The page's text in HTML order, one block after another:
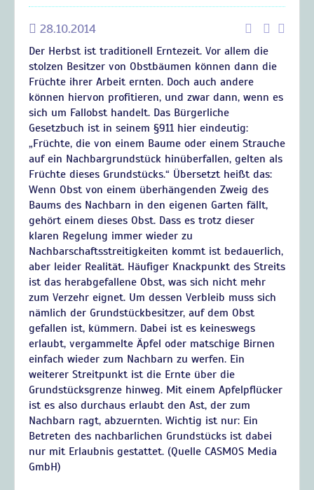
28.10.2014
Der Herbst ist traditionell Erntezeit. Vor allem die
stolzen Besitzer von Obstbäumen können dann die
Früchte ihrer Arbeit ernten. Doch auch andere
können hiervon profitieren, und zwar dann, wenn es
sich um Fallobst handelt. Das Bürgerliche
Gesetzbuch ist in seinem §911 hier eindeutig:
„Früchte, die von einem Baume oder einem Strauche
auf ein Nachbargrundstück hinüberfallen, gelten als
Früchte dieses Grundstücks.“ Übersetzt heißt das:
Wenn Obst von einem überhängenden Zweig des
Baums des Nachbarn in den eigenen Garten fällt,
gehört einem dieses Obst. Dass es trotz dieser
klaren Regelung immer wieder zu
Nachbarschaftsstreitigkeiten kommt ist bedauerlich,
aber leider Realität. Häufiger Knackpunkt des Streits
ist das herabgefallene Obst, was sich nicht mehr
zum Verzehr eignet. Um dessen Verbleib muss sich
nämlich der Grundstückbesitzer, auf dem Obst
gefallen ist, kümmern. Dabei ist es keineswegs
erlaubt, vergammelte Äpfel oder matschige Birnen
einfach wieder zum Nachbarn zu werfen. Ein
weiterer Streitpunkt ist die Ernte über die
Grundstücksgrenze hinweg. Mit einem Apfelpflücker
ist es also durchaus erlaubt den Ast, der zum
Nachbarn ragt, abzuernten. Wichtig ist nur: Ein
Betreten des nachbarlichen Grundstücks ist dabei
nur mit Erlaubnis gestattet. (Quelle CASMOS Media
GmbH)